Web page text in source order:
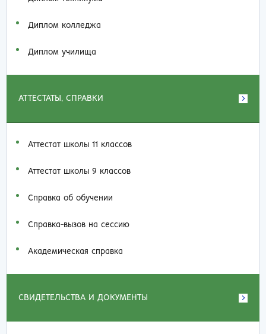
Диплом колледжа
Диплом училища
АТТЕСТАТЫ, СПРАВКИ
Аттестат школы 11 классов
Аттестат школы 9 классов
Справка об обучении
Справка-вызов на сессию
Академическая справка
СВИДЕТЕЛЬСТВА И ДОКУМЕНТЫ